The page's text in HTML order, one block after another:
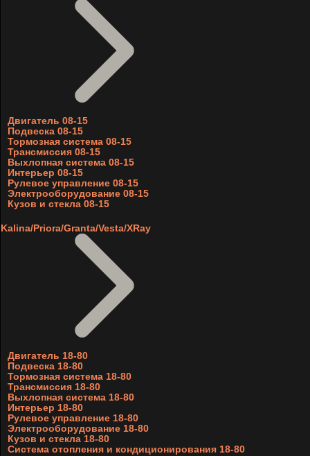
Двигатель 08-15
Подвеска 08-15
Тормозная система 08-15
Трансмиссия 08-15
Выхлопная система 08-15
Интерьер 08-15
Рулевое управление 08-15
Электрооборудование 08-15
Кузов и стекла 08-15
Kalina/Priora/Granta/Vesta/XRay
Двигатель 18-80
Подвеска 18-80
Тормозная система 18-80
Трансмиссия 18-80
Выхлопная система 18-80
Интерьер 18-80
Рулевое управление 18-80
Электрооборудование 18-80
Кузов и стекла 18-80
Система отопления и кондиционирования 18-80